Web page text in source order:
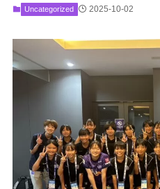
Uncategorized 2025-10-02